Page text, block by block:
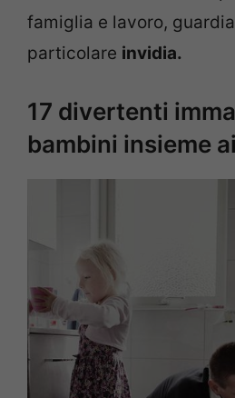
famiglia e lavoro,
particolare invidia.
17 divertenti
bambini insieme